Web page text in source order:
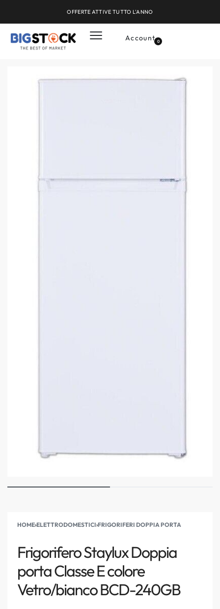
OFFERTE ATTIVE TUTTO L'ANNO
Account 0
HOME›ELETTRODOMESTICI›FRIGORIFERI DOPPIA PORTA
Frigorifero Staylux Doppia
porta Classe E colore
Vetro/bianco BCD-240GB